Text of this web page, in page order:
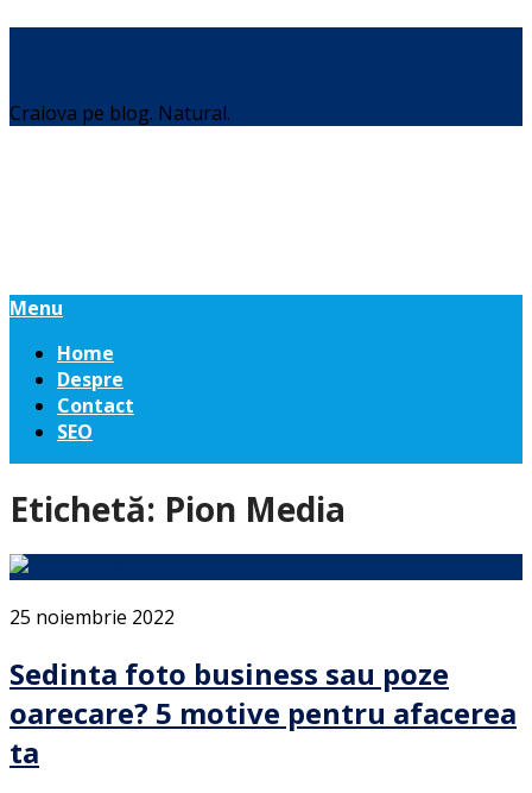
Craiova pe blog. Natural.
Menu
Home
Despre
Contact
SEO
Etichetă: Pion Media
25 noiembrie 2022
Sedinta foto business sau poze
oarecare? 5 motive pentru afacerea
ta